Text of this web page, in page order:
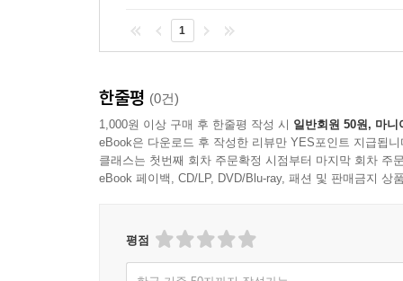
1
한줄평 (0건)
1,000원 이상 구매 후 한줄평 작성 시 일반회원 50원, 마니
eBook은 다운로드 후 작성한 리뷰만 YES포인트 지급됩니
클래스는 첫번째 회차 주문확정 시점부터 마지막 회차 주
eBook 페이백, CD/LP, DVD/Blu-ray, 패션 및 판매금지 상
평점